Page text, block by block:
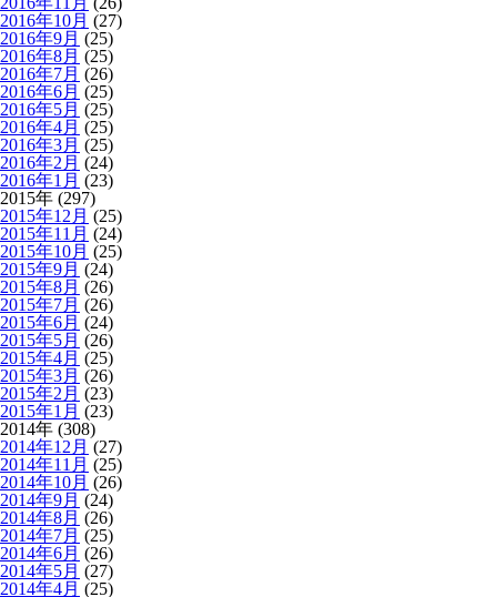
2016年10月 (27)
2016年9月 (25)
2016年8月 (25)
2016年7月 (26)
2016年6月 (25)
2016年5月 (25)
2016年4月 (25)
2016年3月 (25)
2016年2月 (24)
2016年1月 (23)
2015年 (297)
2015年12月 (25)
2015年11月 (24)
2015年10月 (25)
2015年9月 (24)
2015年8月 (26)
2015年7月 (26)
2015年6月 (24)
2015年5月 (26)
2015年4月 (25)
2015年3月 (26)
2015年2月 (23)
2015年1月 (23)
2014年 (308)
2014年12月 (27)
2014年11月 (25)
2014年10月 (26)
2014年9月 (24)
2014年8月 (26)
2014年7月 (25)
2014年6月 (26)
2014年5月 (27)
2014年4月 (25)